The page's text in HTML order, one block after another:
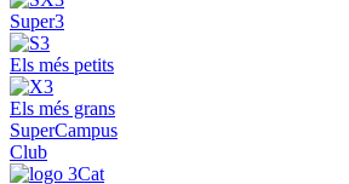
Super3
Els més petits
Els més grans
SuperCampus
Club